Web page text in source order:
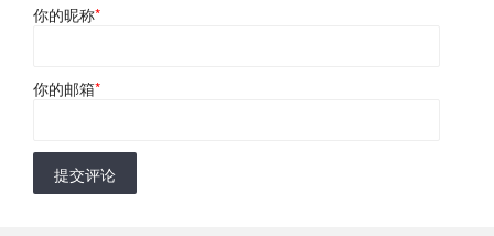
你的昵称*
你的邮箱*
提交评论